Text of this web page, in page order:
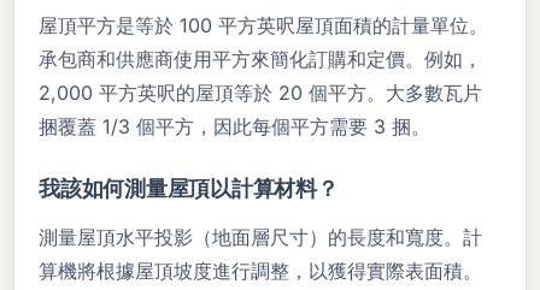
屋頂平方是等於 100 平方英呎屋頂面積的計量單位。
承包商和供應商使用平方來簡化訂購和定價。例如，
2,000 平方英呎的屋頂等於 20 個平方。大多數瓦片
捆覆蓋 1/3 個平方，因此每個平方需要 3 捆。
我該如何測量屋頂以計算材料？
測量屋頂水平投影（地面層尺寸）的長度和寬度。計
算機將根據屋頂坡度進行調整，以獲得實際表面積。